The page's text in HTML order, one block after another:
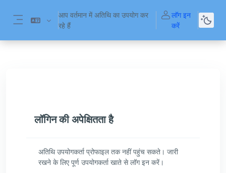
आप वर्तमान में अतिथि का उपयोग कर
रहे हैं
लॉग इन
करें
लॉगिन की अपेक्षितता है
अतिथि उपयोगकर्ता प्रोफाइल तक नहीं पहुंच सकते। जारी
रखने के लिए पूर्ण उपयोगकर्ता खाते से लॉग इन करें।